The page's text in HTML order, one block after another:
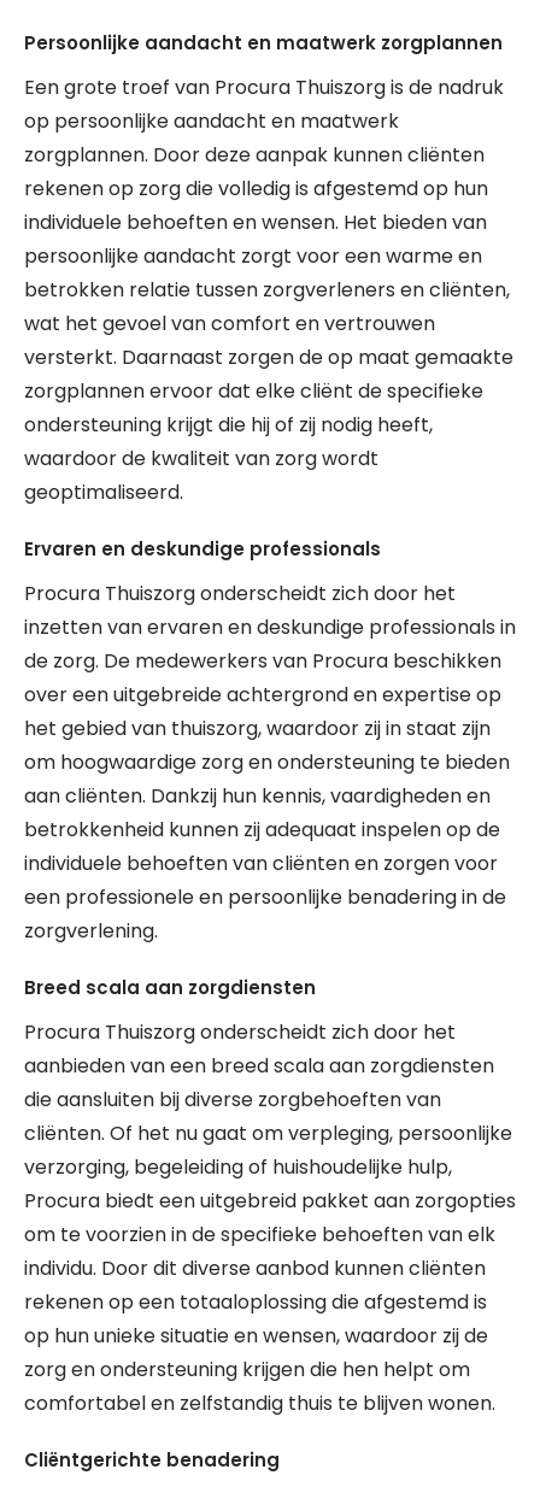
Persoonlijke aandacht en maatwerk zorgplannen
Een grote troef van Procura Thuiszorg is de nadruk
op persoonlijke aandacht en maatwerk
zorgplannen. Door deze aanpak kunnen cliënten
rekenen op zorg die volledig is afgestemd op hun
individuele behoeften en wensen. Het bieden van
persoonlijke aandacht zorgt voor een warme en
betrokken relatie tussen zorgverleners en cliënten,
wat het gevoel van comfort en vertrouwen
versterkt. Daarnaast zorgen de op maat gemaakte
zorgplannen ervoor dat elke cliënt de specifieke
ondersteuning krijgt die hij of zij nodig heeft,
waardoor de kwaliteit van zorg wordt
geoptimaliseerd.
Ervaren en deskundige professionals
Procura Thuiszorg onderscheidt zich door het
inzetten van ervaren en deskundige professionals in
de zorg. De medewerkers van Procura beschikken
over een uitgebreide achtergrond en expertise op
het gebied van thuiszorg, waardoor zij in staat zijn
om hoogwaardige zorg en ondersteuning te bieden
aan cliënten. Dankzij hun kennis, vaardigheden en
betrokkenheid kunnen zij adequaat inspelen op de
individuele behoeften van cliënten en zorgen voor
een professionele en persoonlijke benadering in de
zorgverlening.
Breed scala aan zorgdiensten
Procura Thuiszorg onderscheidt zich door het
aanbieden van een breed scala aan zorgdiensten
die aansluiten bij diverse zorgbehoeften van
cliënten. Of het nu gaat om verpleging, persoonlijke
verzorging, begeleiding of huishoudelijke hulp,
Procura biedt een uitgebreid pakket aan zorgopties
om te voorzien in de specifieke behoeften van elk
individu. Door dit diverse aanbod kunnen cliënten
rekenen op een totaaloplossing die afgestemd is
op hun unieke situatie en wensen, waardoor zij de
zorg en ondersteuning krijgen die hen helpt om
comfortabel en zelfstandig thuis te blijven wonen.
Cliëntgerichte benadering